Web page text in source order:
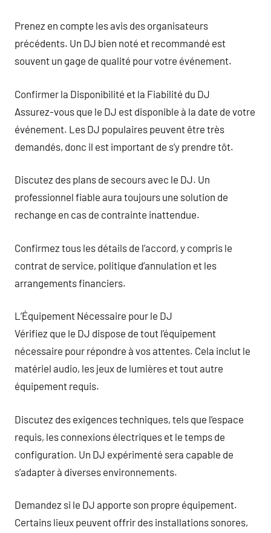
Prenez en compte les avis des organisateurs
précédents. Un DJ bien noté et recommandé est
souvent un gage de qualité pour votre événement.
Confirmer la Disponibilité et la Fiabilité du DJ
Assurez-vous que le DJ est disponible à la date de votre
événement. Les DJ populaires peuvent être très
demandés, donc il est important de s’y prendre tôt.
Discutez des plans de secours avec le DJ. Un
professionnel fiable aura toujours une solution de
rechange en cas de contrainte inattendue.
Confirmez tous les détails de l’accord, y compris le
contrat de service, politique d’annulation et les
arrangements financiers.
L’Équipement Nécessaire pour le DJ
Vérifiez que le DJ dispose de tout l’équipement
nécessaire pour répondre à vos attentes. Cela inclut le
matériel audio, les jeux de lumières et tout autre
équipement requis.
Discutez des exigences techniques, tels que l’espace
requis, les connexions électriques et le temps de
configuration. Un DJ expérimenté sera capable de
s’adapter à diverses environnements.
Demandez si le DJ apporte son propre équipement.
Certains lieux peuvent offrir des installations sonores,